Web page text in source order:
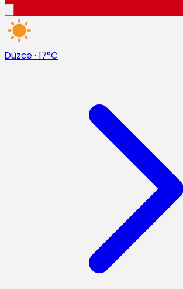
Düzce · 17°C